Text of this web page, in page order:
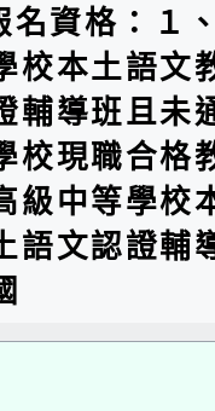
資格：１
校本土語文
輔導班且未
校現職合格
級中等學校
語文認證輔